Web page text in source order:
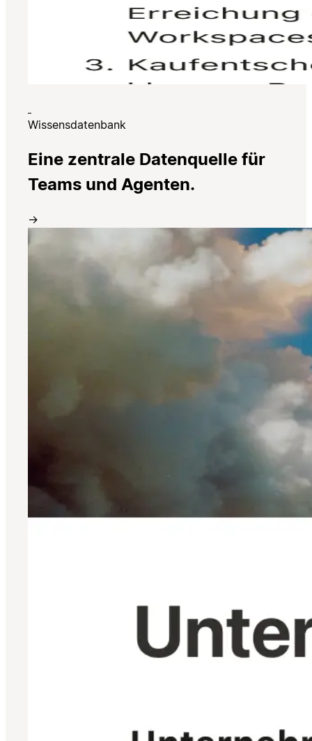
Wissensdatenbank
Eine zentrale Datenquelle für
Teams und Agenten.
→